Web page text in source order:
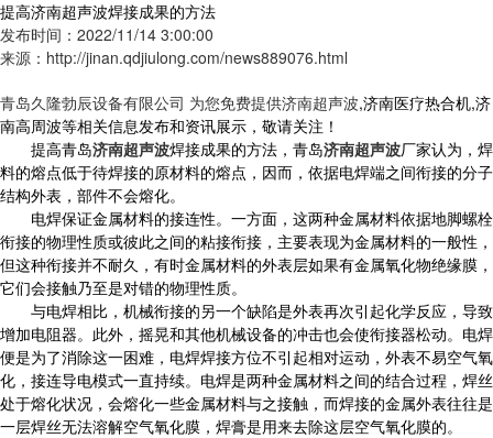
提高济南超声波焊接成果的方法
发布时间：2022/11/14 3:00:00
来源：http://jinan.qdjiulong.com/news889076.html
青岛久隆勃辰设备有限公司 为您免费提供济南超声波,济南医疗热合机,济
南高周波等相关信息发布和资讯展示，敬请关注！
提高青岛济南超声波焊接成果的方法，青岛济南超声波厂家认为，焊
料的熔点低于待焊接的原材料的熔点，因而，依据电焊端之间衔接的分子
结构外表，部件不会熔化。
电焊保证金属材料的接连性。一方面，这两种金属材料依据地脚螺栓
衔接的物理性质或彼此之间的粘接衔接，主要表现为金属材料的一般性，
但这种衔接并不耐久，有时金属材料的外表层如果有金属氧化物绝缘膜，
它们会接触乃至是对错的物理性质。
与电焊相比，机械衔接的另一个缺陷是外表再次引起化学反应，导致
增加电阻器。此外，摇晃和其他机械设备的冲击也会使衔接器松动。电焊
便是为了消除这一困难，电焊焊接方位不引起相对运动，外表不易空气氧
化，接连导电模式一直持续。电焊是两种金属材料之间的结合过程，焊丝
处于熔化状况，会熔化一些金属材料与之接触，而焊接的金属外表往往是
一层焊丝无法溶解空气氧化膜，焊膏是用来去除这层空气氧化膜的。